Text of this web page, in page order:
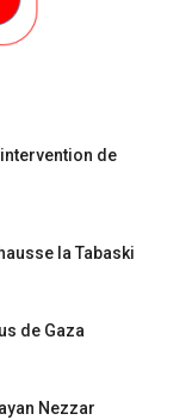
de
la Tabaski
de Gaza
Nezzar